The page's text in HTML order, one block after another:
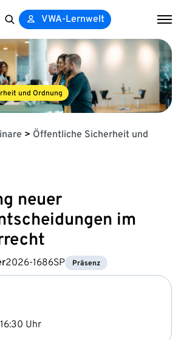
for:
VWA-Lernwelt
und Ordnung
> Öffentliche Sicherheit und
neuer
im
2026-1686SP Präsenz
Uhr